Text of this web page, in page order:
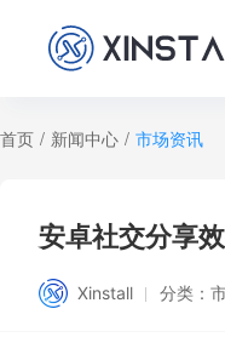
首页 / 新闻中心 / 市场资讯
安卓社交分享
Xinstall 分类：